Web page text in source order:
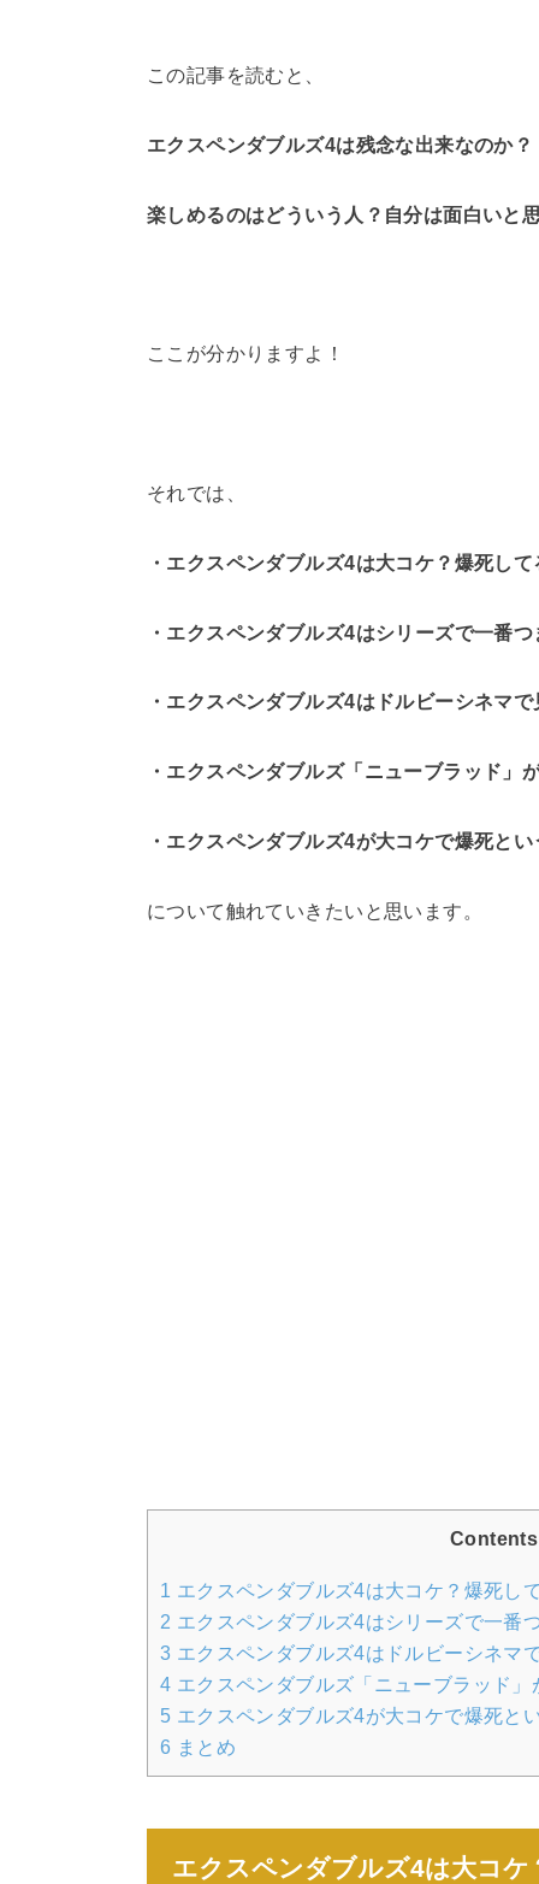
この記事を読むと、
エクスペンダブルズ4は残念な出来なのか？
楽しめるのはどういう人？自分は面白いと
ここが分かりますよ！
それでは、
・エクスペンダブルズ4は大コケ？爆死して
・エクスペンダブルズ4はシリーズで一番
・エクスペンダブルズ4はドルビーシネマ
・エクスペンダブルズ「ニューブラッド」
・エクスペンダブルズ4が大コケで爆死と
について触れていきたいと思います。
Contents
1 エクスペンダブルズ4は大コケ？爆死し
2 エクスペンダブルズ4はシリーズで一番
3 エクスペンダブルズ4はドルビーシネマ
4 エクスペンダブルズ「ニューブラッド
5 エクスペンダブルズ4が大コケで爆死と
6 まとめ
エクスペンダブルズ4は大コケ